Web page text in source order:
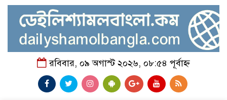
রবিবার, ০৯ অগাস্ট ২০২৬, ০৮:৫৪ পূর্বাহ্ন